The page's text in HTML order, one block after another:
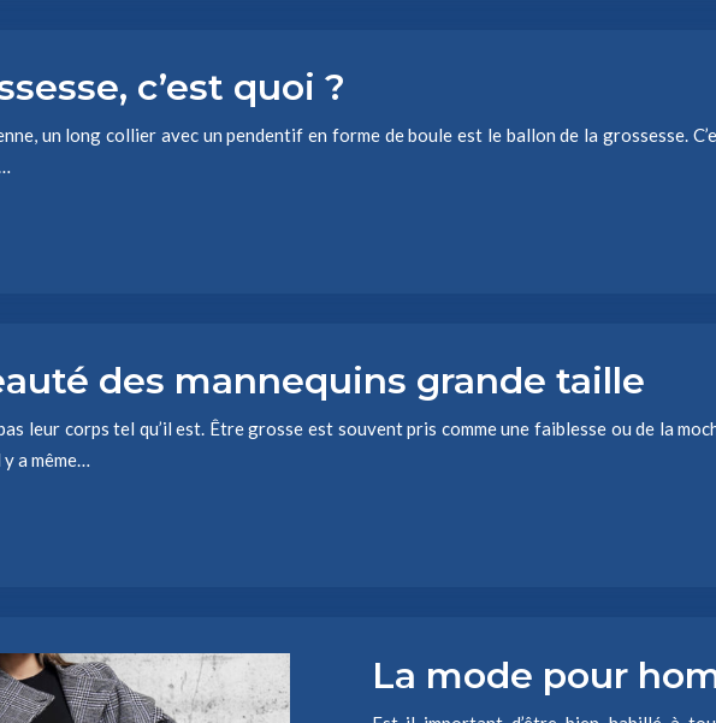
c’est quoi ?
un long collier avec un pendentif en forme de boule est le ballon de la grossesse.
des mannequins grande taille
leur corps tel qu’il est. Être grosse est souvent pris comme une faiblesse ou de la
a même…
La mode pour